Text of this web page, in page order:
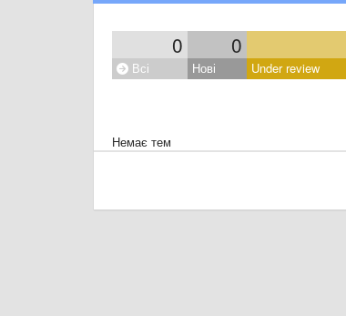
0 0
Всі Нові Under review
Немає тем